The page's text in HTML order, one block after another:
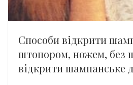
Способи відкрити
штопором, ножем, без
відкрити шампанське